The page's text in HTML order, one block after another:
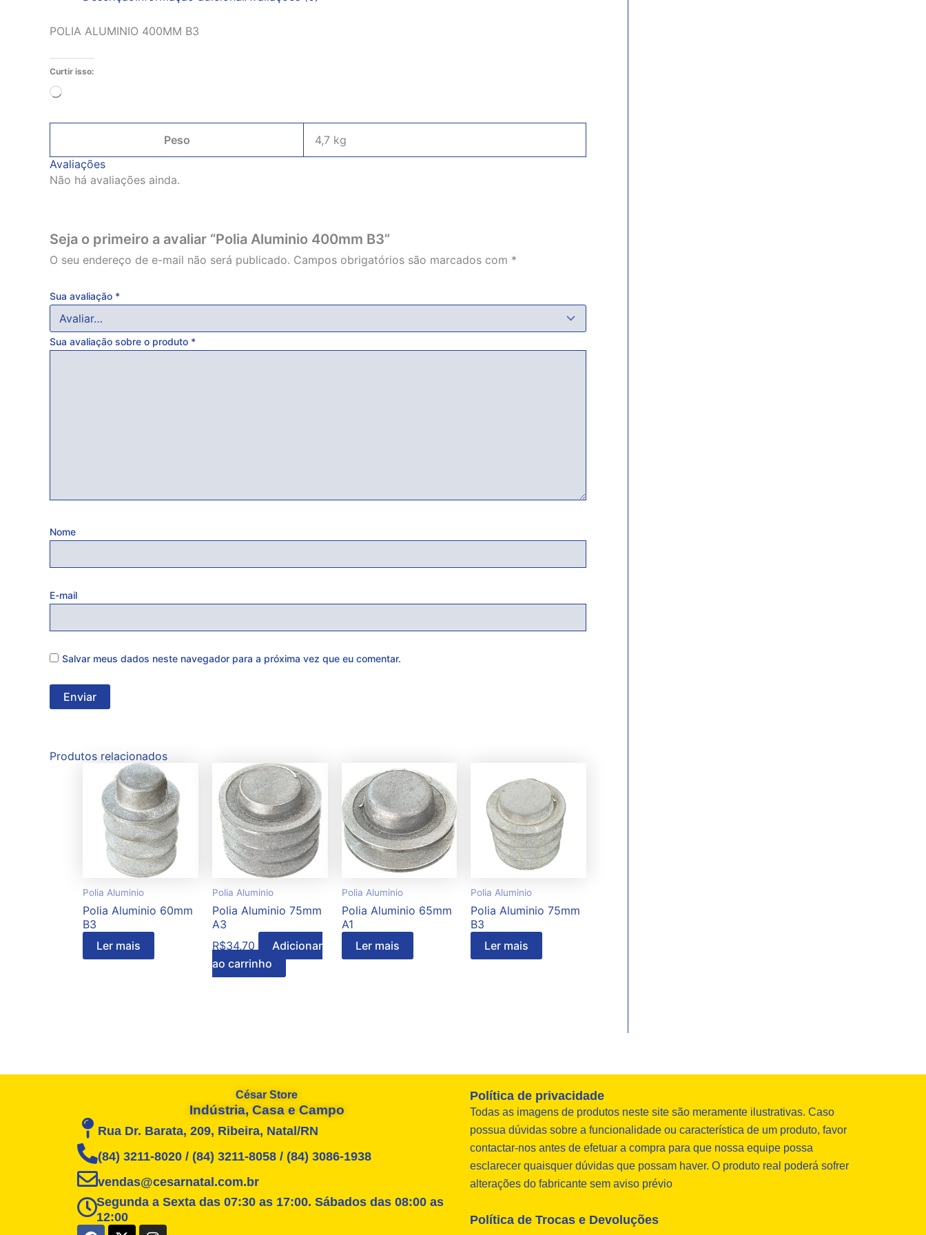
POLIA ALUMINIO 400MM B3
Curtir isso:
Carregando...
Peso
4,7 kg
Avaliações
Não há avaliações ainda.
Seja o primeiro a avaliar “Polia Aluminio 400mm B3”
O seu endereço de e-mail não será publicado. Campos obrigatórios são marcados com *
Sua avaliação *
Sua avaliação sobre o produto *
Nome
E-mail
Salvar meus dados neste navegador para a próxima vez que eu comentar.
Produtos relacionados
Polia Aluminio
Polia Aluminio 60mm
B3
Ler mais
Polia Aluminio
Polia Aluminio 75mm
A3
R$34,70
Adicionar
ao carrinho
Polia Aluminio
Polia Aluminio 65mm
A1
Ler mais
Polia Aluminio
Polia Aluminio 75mm
B3
Ler mais
César Store
Indústria, Casa e Campo
Rua Dr. Barata, 209, Ribeira, Natal/RN
(84) 3211-8020 / (84) 3211-8058 / (84) 3086-1938
vendas@cesarnatal.com.br
Segunda a Sexta das 07:30 as 17:00. Sábados das 08:00 as
12:00
F X I
Política de privacidade
Todas as imagens de produtos neste site são meramente ilustrativas. Caso
possua dúvidas sobre a funcionalidade ou característica de um produto, favor
contactar-nos antes de efetuar a compra para que nossa equipe possa
esclarecer quaisquer dúvidas que possam haver. O produto real poderá sofrer
alterações do fabricante sem aviso prévio
Política de Trocas e Devoluções